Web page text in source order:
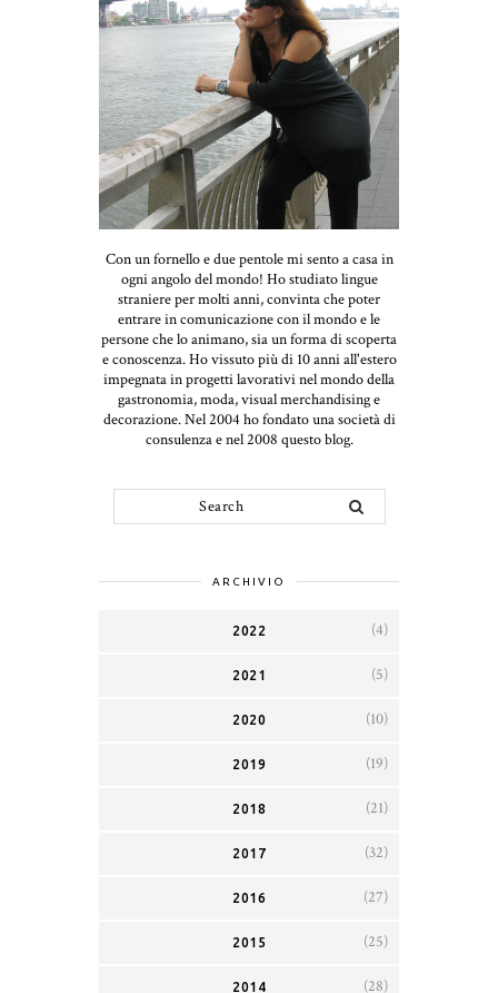
Con un fornello e due pentole mi sento a casa in
ogni angolo del mondo! Ho studiato lingue
straniere per molti anni, convinta che poter
entrare in comunicazione con il mondo e le
persone che lo animano, sia un forma di scoperta
e conoscenza. Ho vissuto più di 10 anni all'estero
impegnata in progetti lavorativi nel mondo della
gastronomia, moda, visual merchandising e
decorazione. Nel 2004 ho fondato una società di
consulenza e nel 2008 questo blog.
ARCHIVIO
2022 (4)
2021 (5)
2020 (10)
2019 (19)
2018 (21)
2017 (32)
2016 (27)
2015 (25)
2014 (28)